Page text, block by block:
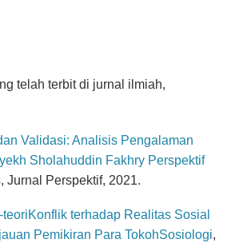
telah terbit di jurnal ilmiah,
Validasi: Analisis Pengalaman
Sholahuddin Fakhry Perspektif
, Jurnal Perspektif, 2021.
teoriKonflik terhadap Realitas Sosial
Pemikiran Para TokohSosiologi,